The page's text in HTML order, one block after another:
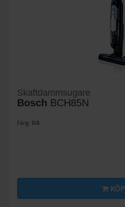
Skaftdammsugare
Bosch BCH85N
Färg: Blå
KÖP